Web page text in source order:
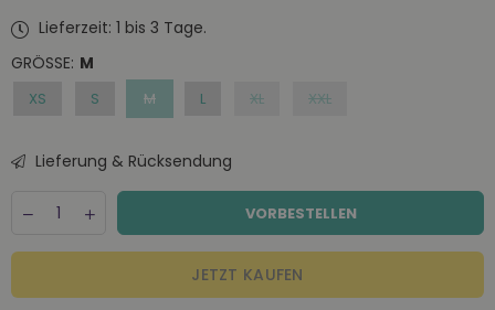
Lieferzeit: 1 bis 3 Tage.
GRÖSSE: M
XS S M L XL XXL
Lieferung & Rücksendung
Decrease
for
Increase
quantity
for
VORBESTELLEN
JETZT KAUFEN